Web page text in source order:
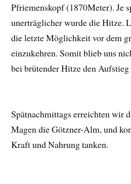
Pfriemenskopf (1870Meter). Je
unerträglicher wurde die Hitze.
die letzte Möglichkeit vor dem
einzukehren. Somit blieb uns
bei brütender Hitze den
Spätnachmittags erreichten wir
Magen die Götzner-Alm, und
Kraft und Nahrung tanken.